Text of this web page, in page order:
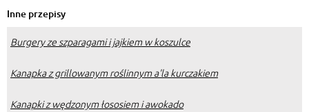
Inne przepisy
Burgery ze szparagami i jajkiem w koszulce
Kanapka z grillowanym roślinnym a'la kurczakiem
Kanapki z wędzonym łososiem i awokado